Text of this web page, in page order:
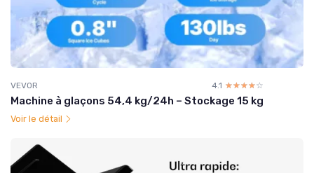
VEVOR 4.1 ☆☆☆☆☆
★★★★★
Machine à glaçons 54,4 kg/24h – Stockage 15 kg
Voir le détail